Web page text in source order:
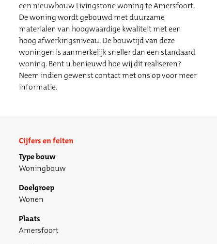
een nieuwbouw Livingstone woning te Amersfoort.
De woning wordt gebouwd met duurzame
materialen van hoogwaardige kwaliteit met een
hoog afwerkingsniveau. De bouwtijd van deze
woningen is aanmerkelijk sneller dan een standaard
woning. Bent u benieuwd hoe wij dit realiseren?
Neem indien gewenst contact met ons op voor meer
informatie.
Cijfers en feiten
Type bouw
Woningbouw
Doelgroep
Wonen
Plaats
Amersfoort